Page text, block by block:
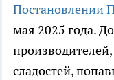
Постановлении
мая 2025 года.
сладостей,